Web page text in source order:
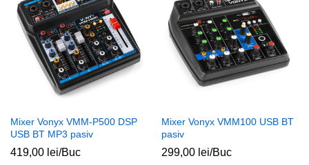
Mixer Vonyx VMM-P500 DSP
USB BT MP3 pasiv
419,00 lei/Buc
Mixer Vonyx VMM100 USB BT
pasiv
299,00 lei/Buc